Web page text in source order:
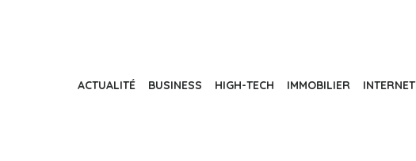
ACTUALITÉ BUSINESS HIGH-TECH IMMOBILIER INTERNET